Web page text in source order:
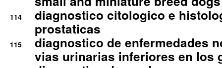
114
diagnostico citologico e
prostaticas
115
diagnostico de enfermedades
vias urinarias inferiores en los